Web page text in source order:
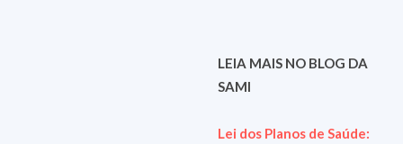
LEIA MAIS NO BLOG DA
SAMI
Lei dos Planos de Saúde: